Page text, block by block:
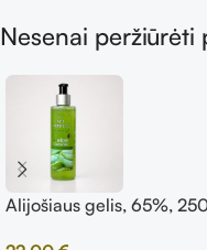
Nesenai peržiūrėti
Alijošiaus gelis, 65%,